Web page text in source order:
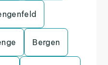
Bergen